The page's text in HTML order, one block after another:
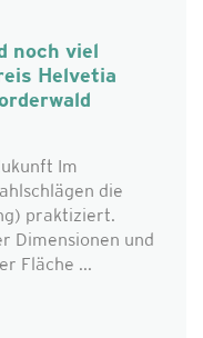
noch viel
Helvetia
Im
die
praktiziert.
Dimensionen und
Fläche ...